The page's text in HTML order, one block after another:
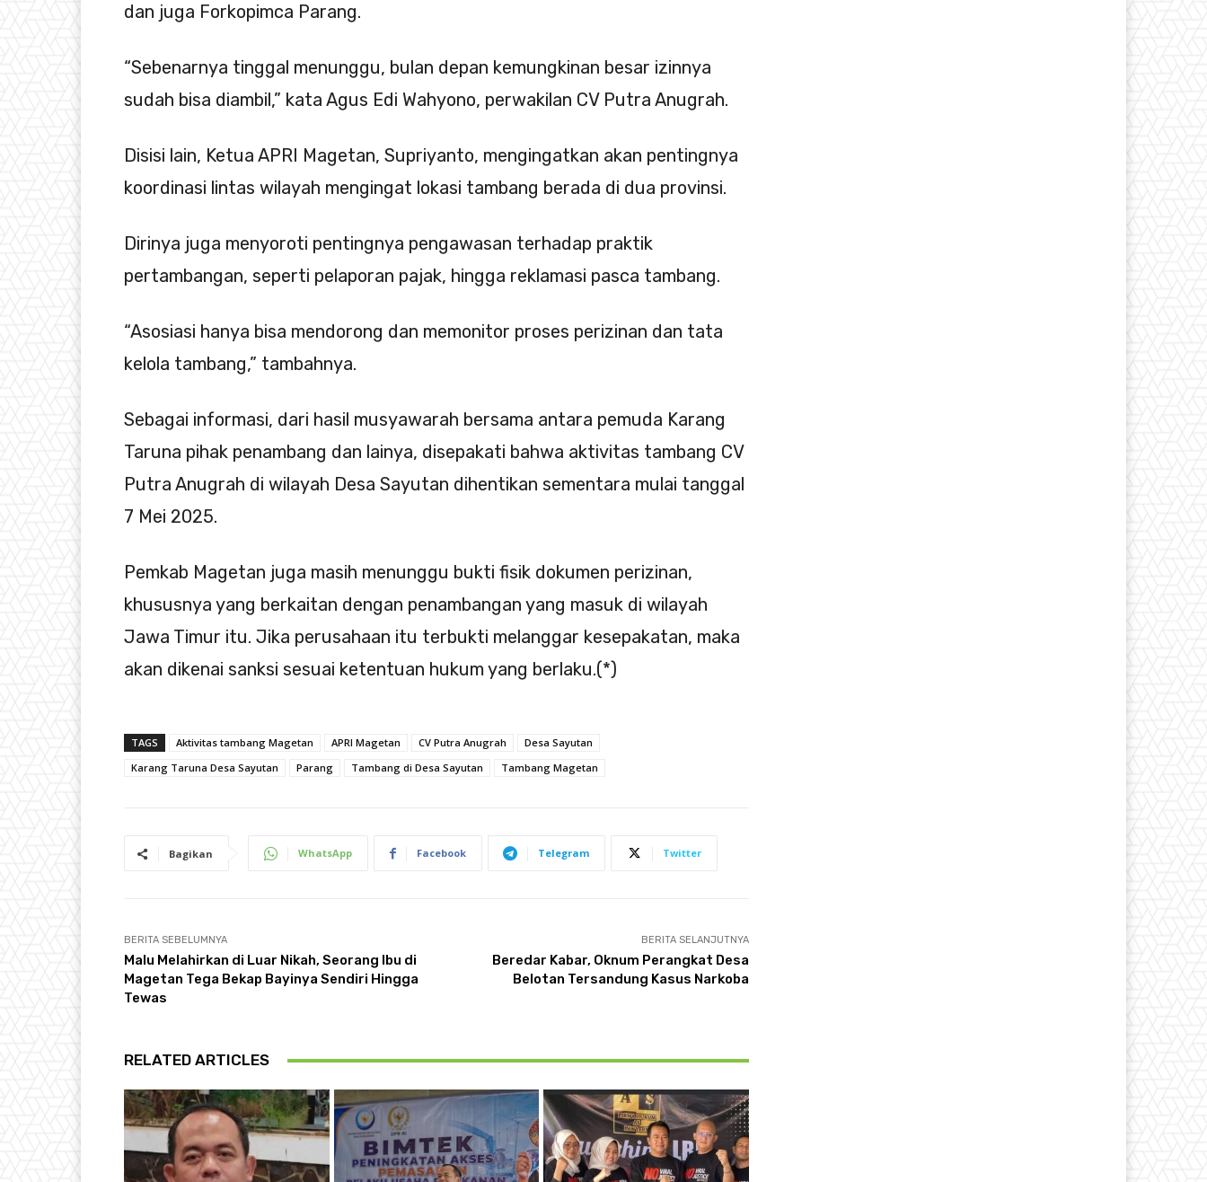
dan juga Forkopimca Parang.
“Sebenarnya tinggal menunggu, bulan depan kemungkinan besar izinnya
sudah bisa diambil,” kata Agus Edi Wahyono, perwakilan CV Putra Anugrah.
Disisi lain, Ketua APRI Magetan, Supriyanto, mengingatkan akan pentingnya
koordinasi lintas wilayah mengingat lokasi tambang berada di dua provinsi.
Dirinya juga menyoroti pentingnya pengawasan terhadap praktik
pertambangan, seperti pelaporan pajak, hingga reklamasi pasca tambang.
“Asosiasi hanya bisa mendorong dan memonitor proses perizinan dan tata
kelola tambang,” tambahnya.
Sebagai informasi, dari hasil musyawarah bersama antara pemuda Karang
Taruna pihak penambang dan lainya, disepakati bahwa aktivitas tambang CV
Putra Anugrah di wilayah Desa Sayutan dihentikan sementara mulai tanggal
7 Mei 2025.
Pemkab Magetan juga masih menunggu bukti fisik dokumen perizinan,
khususnya yang berkaitan dengan penambangan yang masuk di wilayah
Jawa Timur itu. Jika perusahaan itu terbukti melanggar kesepakatan, maka
akan dikenai sanksi sesuai ketentuan hukum yang berlaku.(*)
TAGS Aktivitas tambang Magetan APRI Magetan CV Putra Anugrah
Desa Sayutan
Karang Taruna Desa Sayutan
Parang Tambang di Desa Sayutan Tambang Magetan
Bagikan WhatsApp Facebook Telegram Twitter
BERITA SEBELUMNYA
Malu Melahirkan di Luar Nikah, Seorang Ibu di
Magetan Tega Bekap Bayinya Sendiri Hingga
Tewas
BERITA SELANJUTNYA
Beredar Kabar, Oknum Perangkat Desa
Belotan Tersandung Kasus Narkoba
RELATED ARTICLES